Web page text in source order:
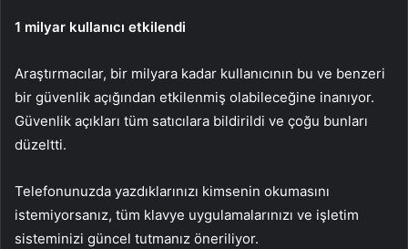
1 milyar kullanıcı etkilendi
Araştırmacılar, bir milyara kadar kullanıcının bu ve benzeri
bir güvenlik açığından etkilenmiş olabileceğine inanıyor.
Güvenlik açıkları tüm satıcılara bildirildi ve çoğu bunları
düzeltti.
Telefonunuzda yazdıklarınızı kimsenin okumasını
istemiyorsanız, tüm klavye uygulamalarınızı ve işletim
sisteminizi güncel tutmanız öneriliyor.